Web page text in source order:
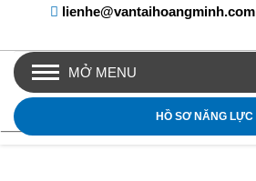
lienhe@vantaihoangminh.com
MỞ MENU
HỒ SƠ NĂNG LỰC